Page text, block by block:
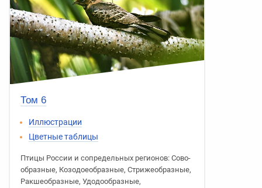
Том 6
Иллюстрации
Цветные таблицы
Птицы России и сопредельных регионов: Сово­
образные, Козодое­образные, Стриже­образные,
Ракше­образные, Удодо­образные,